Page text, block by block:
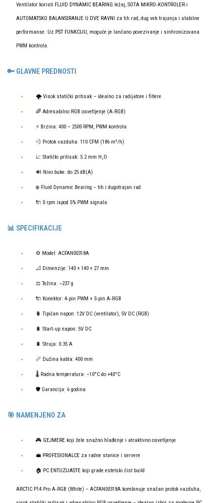
Ventilator koristi FLUID DYNAMIC BEARING ležaj, SOTA MIKRO‑KONTROLER i
AUTOMATSKO BALANSIRANJE U DVE RAVNI za tih rad, dug vek trajanja i stabilne
performanse. Uz PST FUNKCIJU, moguće je lančano povezivanje i sinhronizovana
PWM kontrola.
🔑 GLAVNE PREDNOSTI
🌪️ Visok statički pritisak – idealno za radijatore i filtere
🌈 Adresabilno RGB osvetljenje (A‑RGB)
⚡ Brzina: 400 – 2500 RPM, PWM kontrola
💨 Protok vazduha: 110 CFM (186 m³/h)
📈 Statički pritisak: 5.2 mm H₂O
🔊 Nivo buke: do 25 dB(A)
❄️ Fluid Dynamic Bearing – tih i dugotrajan rad
🔌 0 rpm ispod 5% PWM signala
📊 SPECIFIKACIJE
⚙️ Model: ACFAN00318A
📐 Dimenzije: 140 × 140 × 27 mm
⚖️ Težina: ~237 g
🔌 Konektor: 4‑pin PWM + 3‑pin A‑RGB
🔋 Tipičan napon: 12V DC (ventilator), 5V DC (RGB)
🔋 Start‑up napon: 5V DC
🔋 Struja: 0.35 A
📏 Dužina kabla: 400 mm
🌡️ Radna temperatura: –10°C do +40°C
🛡️ Garancija: 6 godina
🎯 NAMENJENO ZA
🎮 GEJMERE koji žele snažno hlađenje i atraktivno osvetljenje
💼 PROFESIONALCE za radne stanice i servere
🏠 PC ENTUZIJASTE koji grade estetski čist build
ARCTIC P14 Pro A‑RGB (White) – ACFAN00318A kombinuje snažan protok vazduha,